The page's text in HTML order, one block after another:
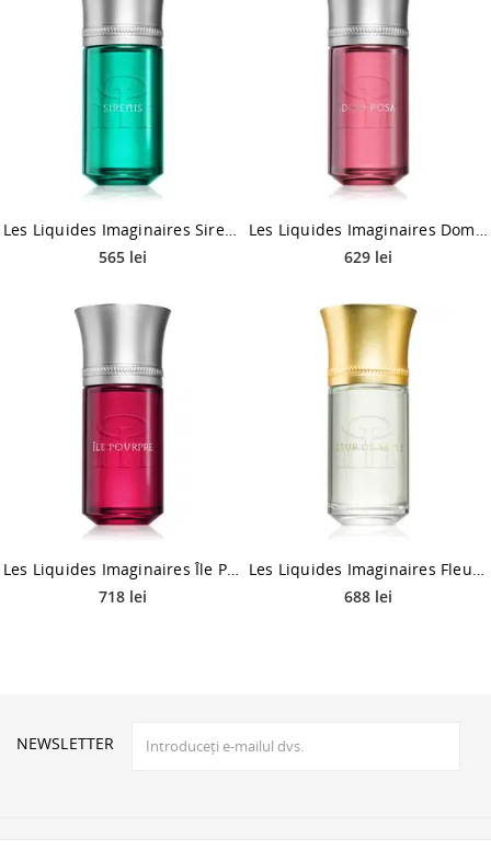
Les Liquides Imaginaires Sirenis Eau de Parfum unisex 100 ml
565 lei
629 lei
718 lei
688 lei
NEWSLETTER